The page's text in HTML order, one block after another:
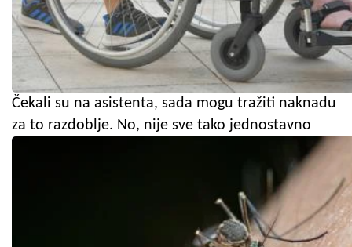
Čekali su na asistenta, sada mogu tražiti naknadu
za to razdoblje. No, nije sve tako jednostavno